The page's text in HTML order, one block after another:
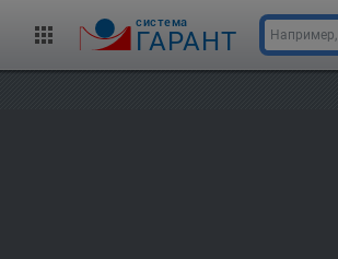
cистема
ГАРАНТ Например,